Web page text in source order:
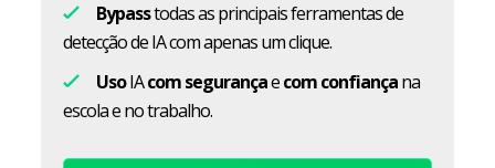
Bypasstodas as principais ferramentas de
detecção de IA com apenas um clique.
UsoIAcom segurançaecom confiançana
escola e no trabalho.